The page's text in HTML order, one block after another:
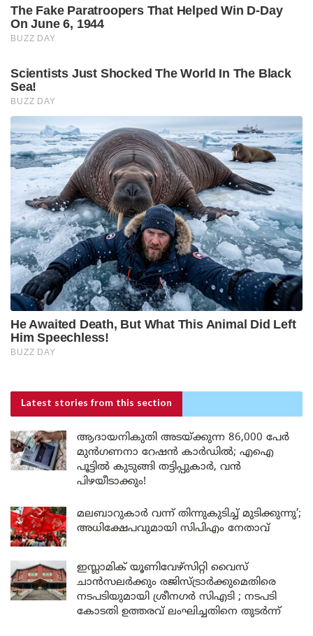
Latest stories from this section
ആദായനികുതി അടയ്ക്കുന്ന 86,000 പേർ
മുൻഗണനാ റേഷൻ കാർഡിൽ; എഐ
പൂട്ടിൽ കുടുങ്ങി തട്ടിപ്പുകാർ, വൻ
പിഴയീടാക്കും!
മലബാറുകാർ വന്ന് തിന്നുകുടിച്ച് മുടിക്കുന്നു’;
അധിക്ഷേപവുമായി സിപിഎം നേതാവ്
ഇസ്ലാമിക് യൂണിവേഴ്സിറ്റി വൈസ്
ചാൻസലർക്കും രജിസ്ട്രാർക്കുമെതിരെ
നടപടിയുമായി ശ്രീനഗർ സിഎടി ; നടപടി
കോടതി ഉത്തരവ് ലംഘിച്ചതിനെ തുടർന്ന്